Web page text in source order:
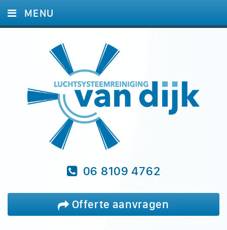
06 8109 4762
Offerte aanvragen
MENU
DIENSTEN
REFERENTIES
VRAGEN